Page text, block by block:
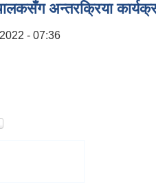
अन्तरक्रिया
- 07:36